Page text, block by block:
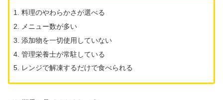
料理のやわらかさが選べる
メニュー数が多い
添加物を一切使用していない
管理栄養士が常駐している
レンジで解凍するだけで食べられる